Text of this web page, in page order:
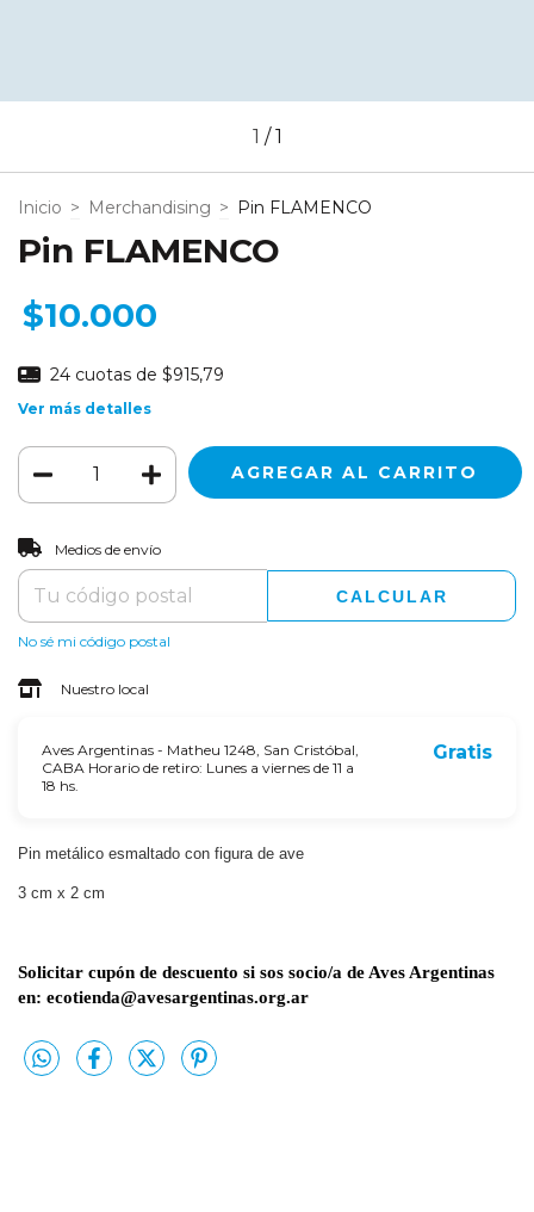
1 /1
Inicio > Merchandising > Pin FLAMENCO
Pin FLAMENCO
$10.000
24 cuotas de $915,79
Ver más detalles
Entregas para el CP:
Medios de envío
CALCULAR
No sé mi código postal
Nuestro local
Aves Argentinas - Matheu 1248, San Cristóbal,
CABA Horario de retiro: Lunes a viernes de 11 a
18 hs.
Gratis
Pin metálico esmaltado con figura de ave
3 cm x 2 cm
Solicitar cupón de descuento si sos socio/a de Aves Argentinas
en: ecotienda@avesargentinas.org.ar